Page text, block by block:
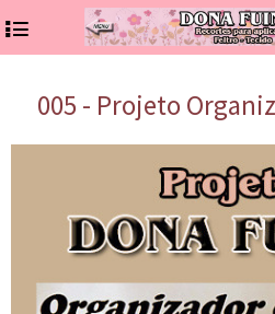
4
005 - Projeto